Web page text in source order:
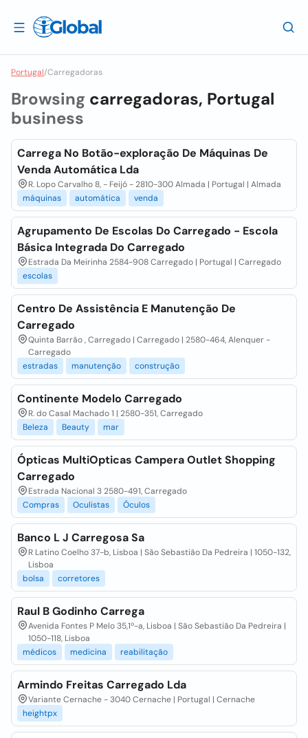
Portugal/Carregadoras
Browsing carregadoras, Portugal
business
Carrega No Botão-exploração De Máquinas De
Venda Automática Lda
R. Lopo Carvalho 8, - Feijó - 2810-300 Almada | Portugal | Almada
máquinas
automática venda
Agrupamento De Escolas Do Carregado - Escola
Básica Integrada Do Carregado
Estrada Da Meirinha 2584-908 Carregado | Portugal | Carregado
escolas
Centro De Assistência E Manutenção De
Carregado
Quinta Barrão , Carregado | Carregado | 2580-464, Alenquer -
Carregado
estradas
manutenção construção
Continente Modelo Carregado
R. do Casal Machado 1 | 2580-351, Carregado
Beleza
Beauty mar
Ópticas MultiOpticas Campera Outlet Shopping
Carregado
Estrada Nacional 3 2580-491, Carregado
Compras
Oculistas Óculos
Banco L J Carregosa Sa
R Latino Coelho 37-b, Lisboa | São Sebastião Da Pedreira | 1050-132,
Lisboa
bolsa
corretores
Raul B Godinho Carrega
Avenida Fontes P Melo 35,1º-a, Lisboa | São Sebastião Da Pedreira |
1050-118, Lisboa
médicos
medicina reabilitação
Armindo Freitas Carregado Lda
Variante Cernache - 3040 Cernache | Portugal | Cernache
heightpx